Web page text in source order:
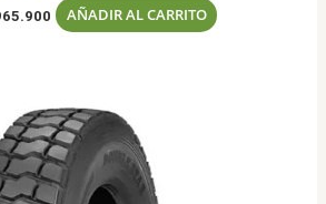
El
precio
AÑADIR AL CARRITO